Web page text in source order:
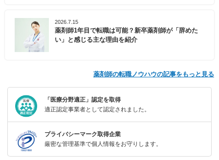
2026.7.15
薬剤師1年目で転職は可能？新卒薬剤師が「辞めた
い」と感じる主な理由を紹介
薬剤師の転職ノウハウの記事をもっと見る
「医療分野適正」認定を取得
適正認定事業者として認定されました。
プライバシーマーク取得企業
厳密な管理基準で個人情報をお守りします。